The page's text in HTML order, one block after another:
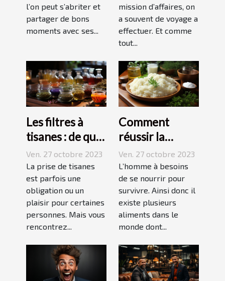
l’on peut s’abriter et
partager de bons
moments avec ses...
mission d’affaires, on
a souvent de voyage a
effectuer. Et comme
tout...
Les filtres à
tisanes : de quoi
s’agit-il ?
Ven. 27 octobre 2023
La prise de tisanes
est parfois une
obligation ou un
plaisir pour certaines
personnes. Mais vous
rencontrez...
Comment
réussir la
préparation du
riz ?
Ven. 27 octobre 2023
L’homme à besoins
de se nourrir pour
survivre. Ainsi donc il
existe plusieurs
aliments dans le
monde dont...